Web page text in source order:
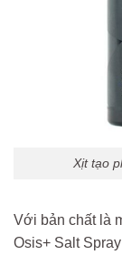
Xịt tạo
Với bản chất là
Osis+ Salt